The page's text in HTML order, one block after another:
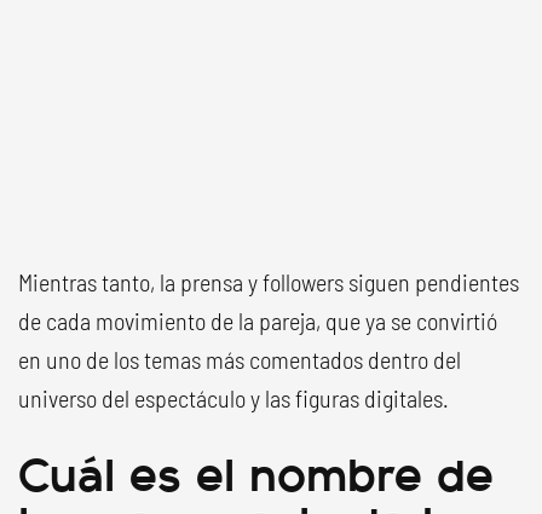
Mientras tanto, la prensa y followers siguen pendientes
de cada movimiento de la pareja, que ya se convirtió
en uno de los temas más comentados dentro del
universo del espectáculo y las figuras digitales.
Cuál es el nombre de